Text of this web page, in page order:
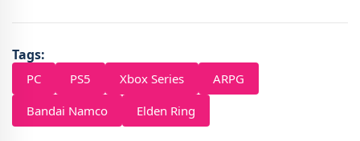
Tags:
PC PS5 Xbox Series
ARPG
Bandai Namco
Elden Ring